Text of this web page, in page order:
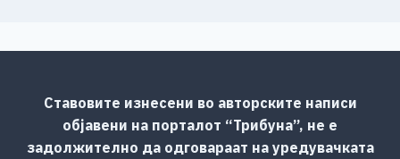
Ставовите изнесени во авторските написи
објавени на порталот “Трибуна”, не е
задолжително да одговараат на уредувачката